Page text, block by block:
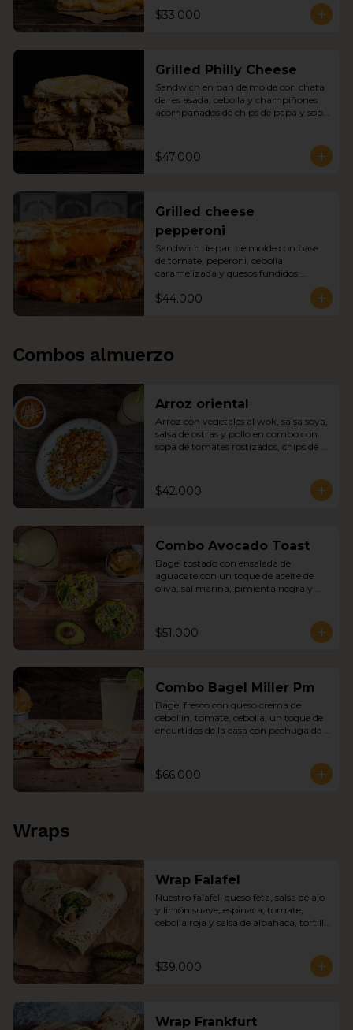
$33.000
Grilled Philly Cheese
Sandwich en pan de molde con chata
de res asada, cebolla y champiñones
acompañados de chips de papa y sopa
$47.000
Grilled cheese
pepperoni
Sandwich de pan de molde con base
de tomate, peperoni, cebolla
caramelizada y quesos fundidos
acompañado de chips de papa y sopa
del día
$44.000
Combos almuerzo
Arroz oriental
Arroz con vegetales al wok, salsa soya,
salsa de ostras y pollo en combo con
sopa de tomates rostizados, chips de
$42.000
Combo Avocado Toast
Bagel tostado con ensalada de
aguacate con un toque de aceite de
oliva, sal marina, pimienta negra y
$51.000
Combo Bagel Miller Pm
Bagel fresco con queso crema de
cebollin, tomate, cebolla, un toque de
encurtidos de la casa con pechuga de
$66.000
Wraps
Wrap Falafel
Nuestro falafel, queso feta, salsa de ajo
y limón suave, espinaca, tomate,
cebolla roja y salsa de albahaca, tortilla
$39.000
Wrap Frankfurt